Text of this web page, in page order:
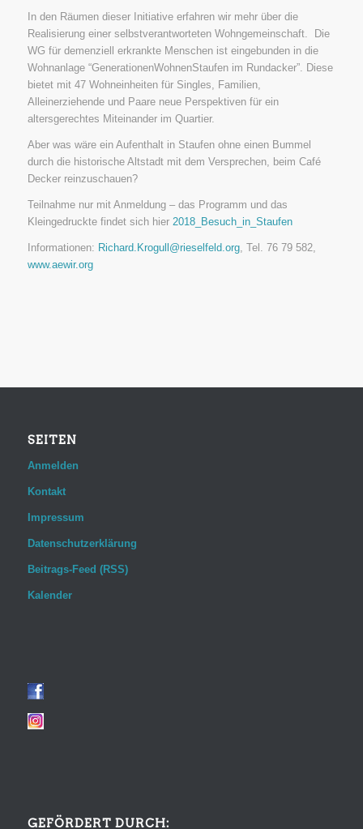
In den Räumen dieser Initiative erfahren wir mehr über die
Realisierung einer selbstverantworteten Wohngemeinschaft. Die
WG für demenziell erkrankte Menschen ist eingebunden in die
Wohnanlage “GenerationenWohnenStaufen im Rundacker”. Diese
bietet mit 47 Wohneinheiten für Singles, Familien,
Alleinerziehende und Paare neue Perspektiven für ein
altersgerechtes Miteinander im Quartier.
Aber was wäre ein Aufenthalt in Staufen ohne einen Bummel
durch die historische Altstadt mit dem Versprechen, beim Café
Decker reinzuschauen?
Teilnahme nur mit Anmeldung – das Programm und das
Kleingedruckte findet sich hier 2018_Besuch_in_Staufen
Informationen: Richard.Krogull@rieselfeld.org, Tel. 76 79 582,
www.aewir.org
SEITEN
Anmelden
Kontakt
Impressum
Datenschutzerklärung
Beitrags-Feed (RSS)
Kalender
GEFÖRDERT DURCH: